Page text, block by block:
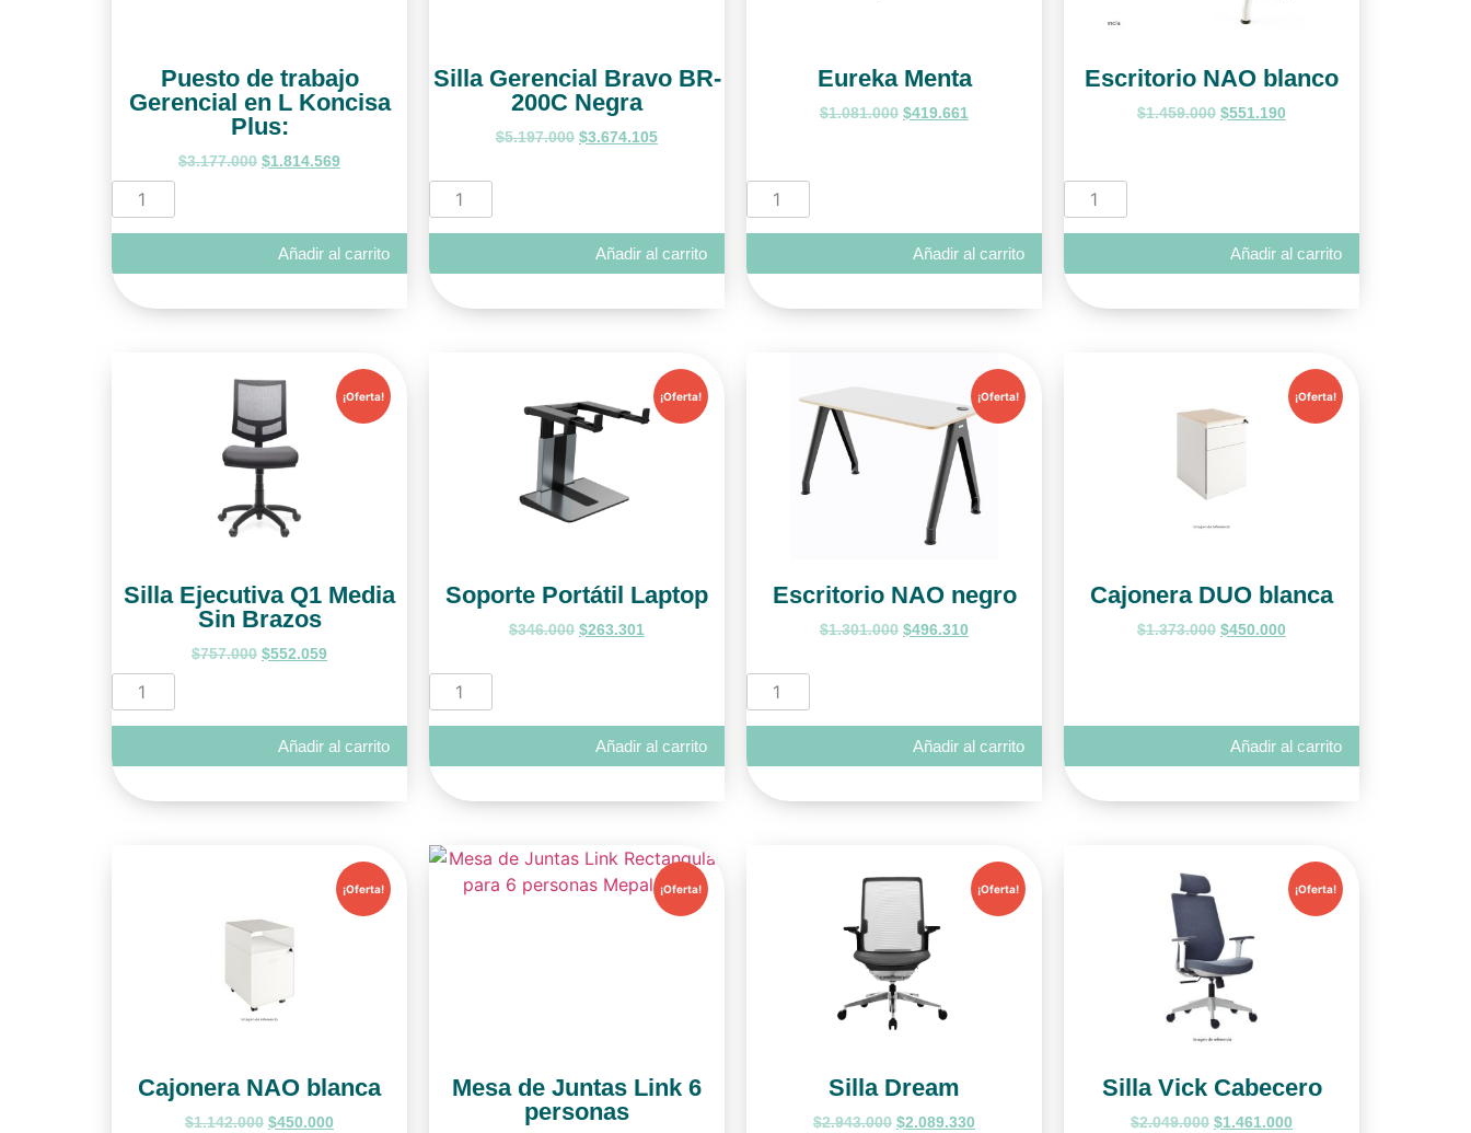
Puesto de trabajo
Gerencial en L Koncisa
Plus:
$3.177.000 $1.814.569
Añadir al carrito
Silla Gerencial Bravo BR-
200C Negra
$5.197.000 $3.674.105
Añadir al carrito
Eureka Menta
$1.081.000 $419.661
Añadir al carrito
Escritorio NAO blanco
$1.459.000 $551.190
Añadir al carrito
¡Oferta!
Silla Ejecutiva Q1 Media
Sin Brazos
$757.000 $552.059
Añadir al carrito
¡Oferta!
Soporte Portátil Laptop
$346.000 $263.301
Añadir al carrito
¡Oferta!
Escritorio NAO negro
$1.301.000 $496.310
Añadir al carrito
¡Oferta!
Cajonera DUO blanca
$1.373.000 $450.000
Añadir al carrito
¡Oferta!
Cajonera NAO blanca
$1.142.000 $450.000
¡Oferta!
Mesa de Juntas Link 6
personas
¡Oferta!
Silla Dream
$2.943.000 $2.089.330
¡Oferta!
Silla Vick Cabecero
$2.049.000 $1.461.000